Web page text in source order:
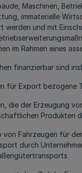
Maschinen,
immaterielle
werden und mit
im Rahmen eines
finanzierbar sind
Export bezogene
der Erzeugung
Produkten
Fahrzeugen für
durch